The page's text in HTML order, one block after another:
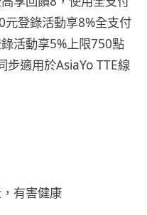
登錄活動享8%全支付
活動享5%上限750點
適用於AsiaYo TTE線
有害健康